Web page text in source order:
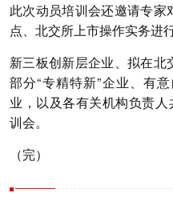
此次动员培训会还邀请专
点、北交所上市操作实务进
新三板创新层企业、拟在北
部分“专精特新”企业、有
业，以及各有关机构负责
训会。
（完）